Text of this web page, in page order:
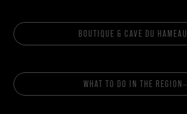
BOUTIQUE & CAVE DU HAMEAU
WHAT TO DO IN THE REGION